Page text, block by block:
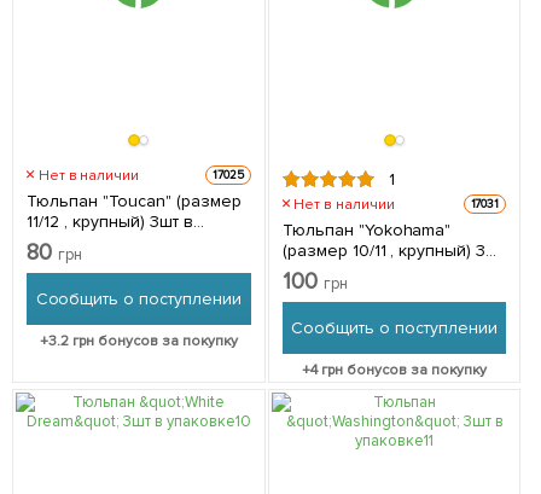
Нет в наличии 17025
Тюльпан "Toucan" (размер
11/12 , крупный) 3шт в
упаковке
80 грн
Сообщить о поступлении
+3.2 грн бонусов за покупку
1
Нет в наличии 17031
Тюльпан "Yokohama"
(размер 10/11 , крупный) 3шт
в упаковке
100 грн
Сообщить о поступлении
+4грн бонусов за покупку